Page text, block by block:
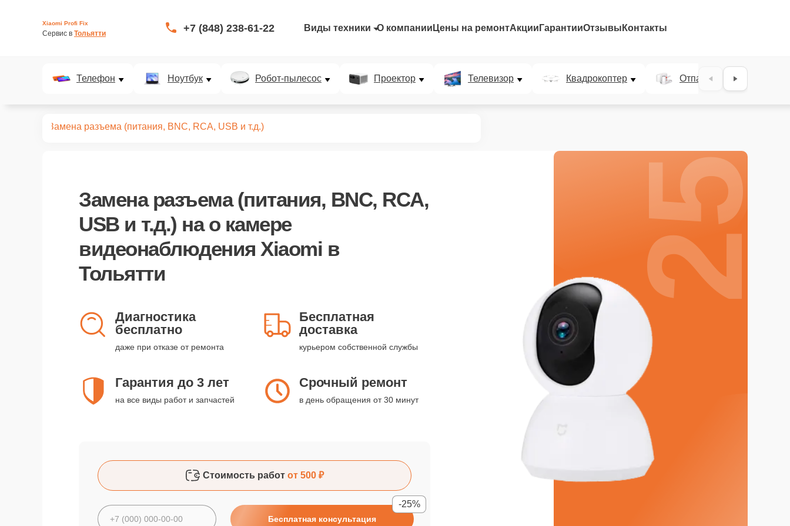
Xiaomi Profi Fix
Сервис в Тольятти +7 (848) 238-61-22 Виды техники О компании Цены на ремонтАкции ГарантииОтзывы Контакты
Телефон Ноутбук Робот-пылесос Проектор Телевизор Квадрокоптер Отпариватель
Замена разъема (питания, BNC, RCA, USB и т.д.)
Замена разъема (питания, BNC, RCA,
USB и т.д.) на о камере
видеонаблюдения Xiaomi в
Тольятти
Диагностика
бесплатно
даже при отказе от ремонта
Бесплатная
доставка
курьером собственной службы
Гарантия до 3 лет
на все виды работ и запчастей
Срочный ремонт
в день обращения от 30 минут
Стоимость работ от 500 ₽
Бесплатная консультация
-25%
25%